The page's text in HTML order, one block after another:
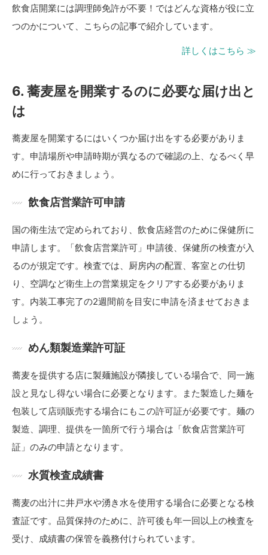
飲食店開業には調理師免許が不要！ではどんな資格が役に立
つのかについて、こちらの記事で紹介しています。
詳しくはこちら ≫
6. 蕎麦屋を開業するのに必要な届け出と
は
蕎麦屋を開業するにはいくつか届け出をする必要がありま
す。申請場所や申請時期が異なるので確認の上、なるべく早
めに行っておきましょう。
飲食店営業許可申請
国の衛生法で定められており、飲食店経営のために保健所に
申請します。「飲食店営業許可」申請後、保健所の検査が入
るのが規定です。検査では、厨房内の配置、客室との仕切
り、空調など衛生上の営業規定をクリアする必要がありま
す。内装工事完了の2週間前を目安に申請を済ませておきま
しょう。
めん類製造業許可証
蕎麦を提供する店に製麺施設が隣接している場合で、同一施
設と見なし得ない場合に必要となります。また製造した麺を
包装して店頭販売する場合にもこの許可証が必要です。麺の
製造、調理、提供を一箇所で行う場合は「飲食店営業許可
証」のみの申請となります。
水質検査成績書
蕎麦の出汁に井戸水や湧き水を使用する場合に必要となる検
査証です。品質保持のために、許可後も年一回以上の検査を
受け、成績書の保管を義務付けられています。